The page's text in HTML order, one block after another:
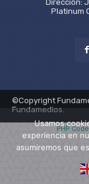
Dirección:
Platinum
©Copyright
Fundamedios.
PHP
Usamos
experiencia en
asumiremos que